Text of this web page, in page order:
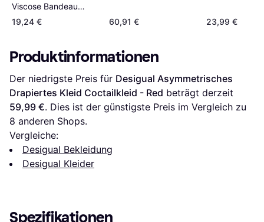
Viscose Bandeau
Sommer Stretch Kleid
19,24 € 60,91 € 23,99 €
Produktinformationen
Der niedrigste Preis für Desigual Asymmetrisches
Drapiertes Kleid Coctailkleid - Red
59,99 €
8 anderen Shops.
Vergleiche:
Desigual Bekleidung
Desigual Kleider
Spezifikationen